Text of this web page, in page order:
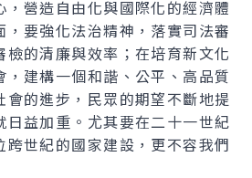
，營造自由化與國際化的經濟體
，要強化法治精神，落實司法審
檢的清廉與效率；在培育新文化
，建構一個和諧、公平、高品質
會的進步，民眾的期望不斷地提
日益加重。尤其要在二十一世紀
跨世紀的國家建設，更不容我們